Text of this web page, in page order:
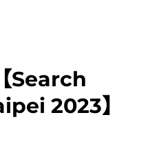
Search
2023】